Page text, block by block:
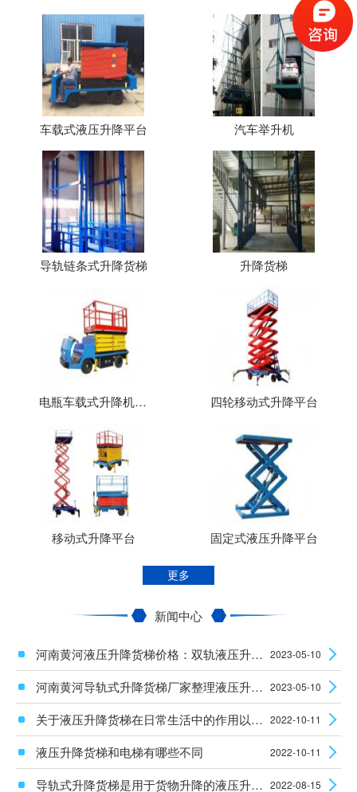
车载式液压升降平台 汽车举升机
导轨链条式升降货梯 升降货梯
电瓶车载式升降机（平台） 四轮移动式升降平台
移动式升降平台 固定式液压升降平台
更多
新闻中心
河南黄河液压升降货梯价格：双轨液压升降平台使用时安全性怎么样？ 2023-05-10
河南黄河导轨式升降货梯厂家整理液压升降设备电机的维护知识 2023-05-10
关于液压升降货梯在日常生活中的作用以及安装使用须知 2022-10-11
液压升降货梯和电梯有哪些不同 2022-10-11
导轨式升降货梯是用于货物升降的液压升降机械设备 2022-08-15